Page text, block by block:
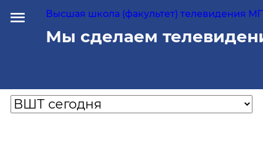
Высшая школа (факультет) телевидения
Мы сделаем